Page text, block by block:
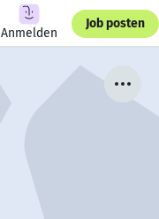
Anmelden
Job posten